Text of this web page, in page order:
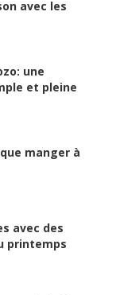
avec les
une
et pleine
manger à
avec des
printemps